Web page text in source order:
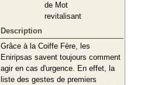
de Mot
revitalisant
Description
Grâce à la Coiffe Fère, les
Eniripsas savent toujours comment
agir en cas d'urgence. En effet, la
liste des gestes de premiers